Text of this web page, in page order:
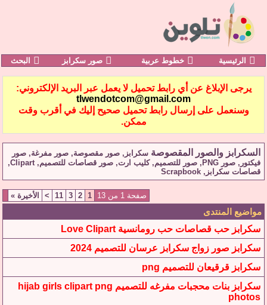
الرئيسية خطوط عربية صور سكرابز البحث
يرجى الإبلاغ عن أي رابط تحميل لا يعمل عبر البريد الإلكتروني:
tlwendotcom@gmail.com
وسنعمل على إرسال رابط تحميل صحيح إليك في أقرب وقت
ممكن.
السكرابز والصور المقصوصة سكرابز, صور مقصوصة, صور مفرغة, صور
فيكتور, صور PNG, صور للتصميم, كليب ارت, صور قصاصات للتصميم, Clipart,
قصاصات سكرابز, Scrapbook
صفحة 1 من 13 1
2
3
11
> الأخيرة »
مواضيع المنتدى
سكرابز حب قصاصات حب رومانسية Love Clipart
سكرابز صور زواج سكرابز عرسان للتصميم 2024
سكرابز قرقيعان للتصميم png
سكرابز بنات محجبات مفرغه للتصميم hijab girls clipart png
photos